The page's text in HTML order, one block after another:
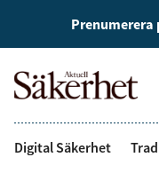
Prenumerera
Digital Säkerhet